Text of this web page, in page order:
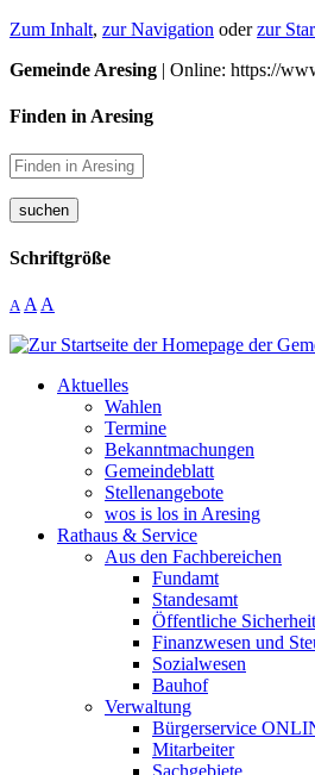
Zum Inhalt, zur Navigation oderzur
Gemeinde Aresing | Online: https://
Finden in Aresing
suchen
Schriftgröße
A A A
Aktuelles
Wahlen
Termine
Bekanntmachungen
Gemeindeblatt
Stellenangebote
wos is los in Aresing
Rathaus & Service
Aus den Fachbereichen
Fundamt
Standesamt
Öffentliche
Finanzwesen und
Sozialwesen
Bauhof
Verwaltung
Bürgerservice
Mitarbeiter
Sachgebiete